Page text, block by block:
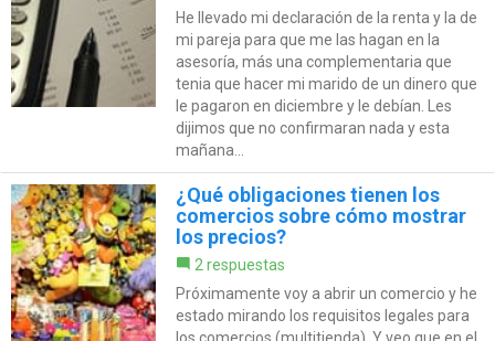
He llevado mi declaración de la renta y la de
mi pareja para que me las hagan en la
asesoría, más una complementaria que
tenia que hacer mi marido de un dinero que
le pagaron en diciembre y le debían. Les
dijimos que no confirmaran nada y esta
mañana...
¿Qué obligaciones tienen los
comercios sobre cómo mostrar
los precios?
2 respuestas
Próximamente voy a abrir un comercio y he
estado mirando los requisitos legales para